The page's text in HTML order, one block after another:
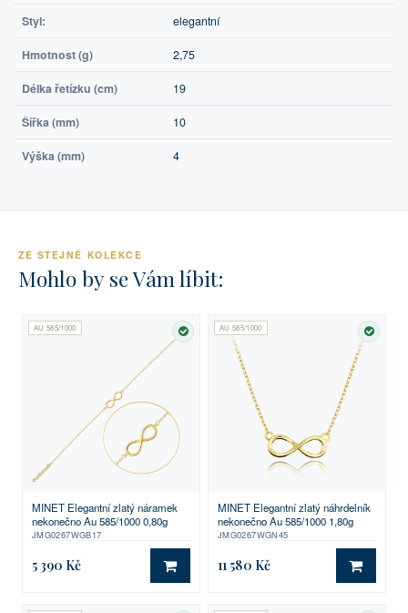
Styl: elegantní
Hmotnost (g) 2,75
Délka řetízku (cm) 19
Šířka (mm) 10
Výška (mm) 4
ZE STEJNÉ KOLEKCE
Mohlo by se Vám líbit:
AU 585/1000
SKLADEM
MINET Elegantní zlatý náramek
nekonečno Au 585/1000 0,80g
JMG0267WGB17
5 390 Kč DO KOŠÍKU
AU 585/1000
MINET Elegantní zlatý náhrdelník
nekonečno Au 585/1000 1,80g
JMG0267WGN45
11 580 Kč DO